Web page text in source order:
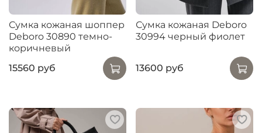
Сумка кожаная шоппер
Deboro 30890 темно-
коричневый
15560 руб
Сумка кожаная Deboro
30994 черный фиолет
13600 руб